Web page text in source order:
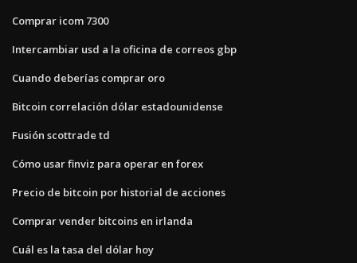
Comprar icom 7300
Intercambiar usd a la oficina de correos gbp
Cuando deberías comprar oro
Bitcoin correlación dólar estadounidense
Fusión scottrade td
Cómo usar finviz para operar en forex
Precio de bitcoin por historial de acciones
Comprar vender bitcoins en irlanda
Cuál es la tasa del dólar hoy